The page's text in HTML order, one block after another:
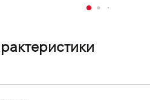
та новинками